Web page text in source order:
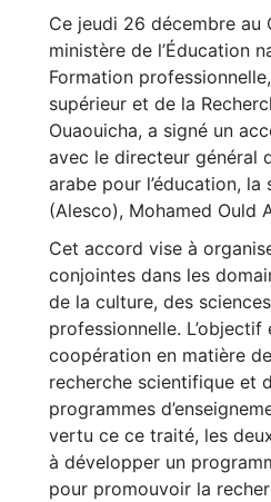
Ce jeudi 26 décembre au
ministère de l’Éducation
Formation
supérieur et de la
Ouaouicha, a signé un
avec le directeur général
arabe pour l’éducation,
(Alesco), Mohamed Ould
Cet accord vise à
conjointes dans les
de la culture, des
professionnelle.
coopération en matière
recherche scientifique et
programmes
vertu ce ce traité, les
à développer un
pour promouvoir la